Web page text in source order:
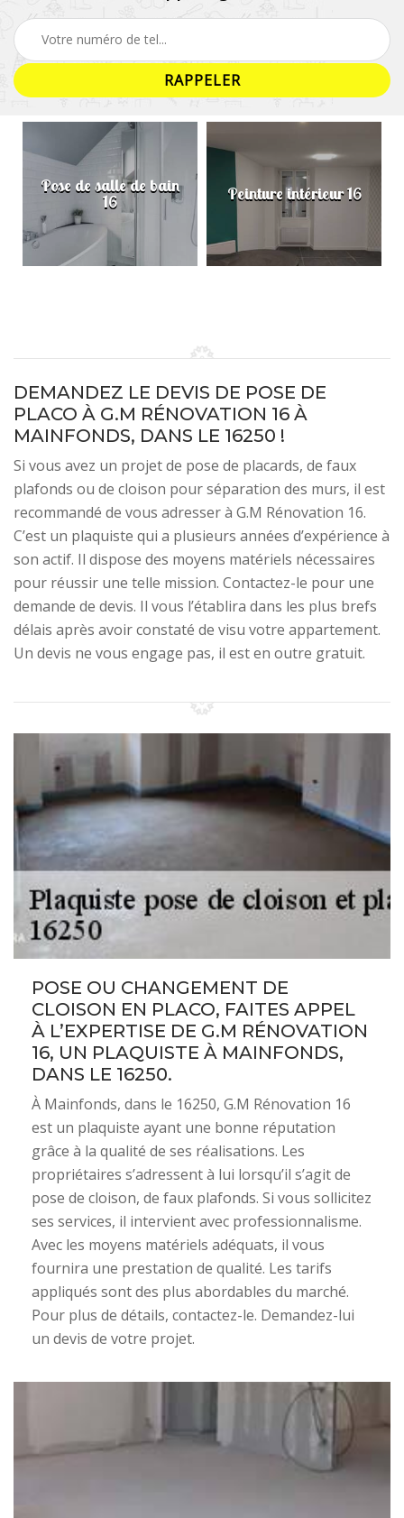
Pose de salle de bain
16 Peinture intérieur 16
DEMANDEZ LE DEVIS DE POSE DE
PLACO À G.M RÉNOVATION 16 À
MAINFONDS, DANS LE 16250 !
Si vous avez un projet de pose de placards, de faux
plafonds ou de cloison pour séparation des murs, il est
recommandé de vous adresser à G.M Rénovation 16.
C’est un plaquiste qui a plusieurs années d’expérience à
son actif. Il dispose des moyens matériels nécessaires
pour réussir une telle mission. Contactez-le pour une
demande de devis. Il vous l’établira dans les plus brefs
délais après avoir constaté de visu votre appartement.
Un devis ne vous engage pas, il est en outre gratuit.
POSE OU CHANGEMENT DE
CLOISON EN PLACO, FAITES APPEL
À L’EXPERTISE DE G.M RÉNOVATION
16, UN PLAQUISTE À MAINFONDS,
DANS LE 16250.
À Mainfonds, dans le 16250, G.M Rénovation 16
est un plaquiste ayant une bonne réputation
grâce à la qualité de ses réalisations. Les
propriétaires s’adressent à lui lorsqu’il s’agit de
pose de cloison, de faux plafonds. Si vous sollicitez
ses services, il intervient avec professionnalisme.
Avec les moyens matériels adéquats, il vous
fournira une prestation de qualité. Les tarifs
appliqués sont des plus abordables du marché.
Pour plus de détails, contactez-le. Demandez-lui
un devis de votre projet.